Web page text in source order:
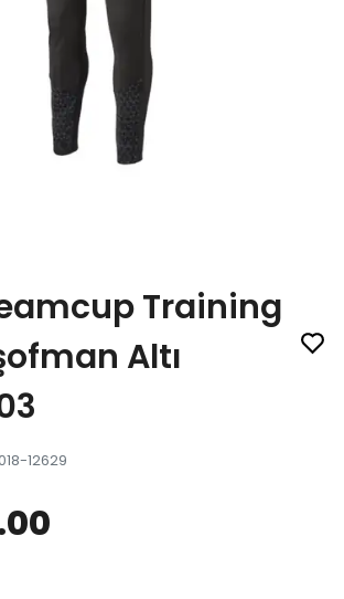
Training
Altı
12629